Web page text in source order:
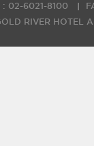
: 02-6021-8100
RIVER HOTEL